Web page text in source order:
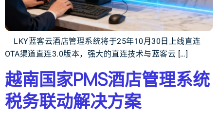
LKY蓝客云酒店管理系统将于25年10月30日上线直连
OTA渠道直连3.0版本，强大的直连技术与蓝客云 […]
越南国家PMS酒店管理系统
税务联动解决方案